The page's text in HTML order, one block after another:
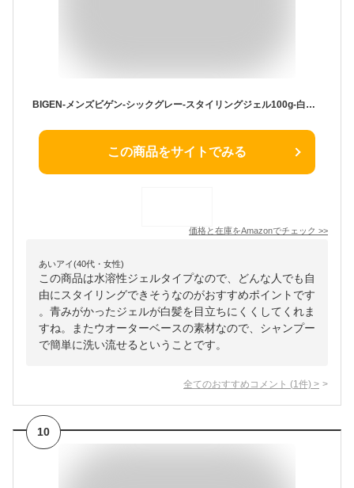
BIGEN-メンズビゲン-シックグレー-スタイリングジェル100g-白髪を活かす・ハリコシ・ツヤ
この商品をサイトでみる
価格と在庫をAmazonでチェック >>
あいアイ(40代・女性)
この商品は水溶性ジェルタイプなので、どんな人でも自
由にスタイリングできそうなのがおすすめポイントです
。青みがかったジェルが白髪を目立ちにくくしてくれま
すね。またウオーターベースの素材なので、シャンプー
で簡単に洗い流せるということです。
全てのおすすめコメント (1 件) >
10